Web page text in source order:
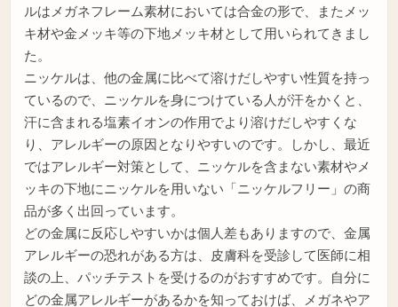
ルはメガネフレーム素材においては合金の形で、またメッ
キ材や金メッキ等の下地メッキ材として用いられてきまし
た。
ニッケルは、他の金属に比べて溶けだしやすい性質を持っ
ているので、ニッケルを身につけている人が汗をかくと、
汗に含まれる塩素イオンの作用でより溶けだしやすくな
り、アレルギーの原因となりやすいのです。しかし、最近
ではアレルギー対策として、ニッケルを含まない素材やメ
ッキの下地にニッケルを用いない「ニッケルフリー」の商
品が多く出回っています。
どの金属に反応しやすいかは個人差もありますので、金属
アレルギーの恐れがある方は、皮膚科を受診して医師に相
談の上、パッチテストを受けるのがおすすめです。自分に
どの金属アレルギーがあるかを知っておけば、メガネやア